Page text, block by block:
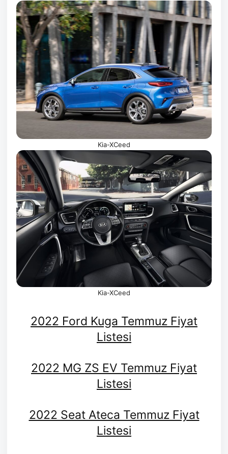
Kia-XCeed
Kia-XCeed
2022 Ford Kuga Temmuz Fiyat
Listesi
2022 MG ZS EV Temmuz Fiyat
Listesi
2022 Seat Ateca Temmuz Fiyat
Listesi